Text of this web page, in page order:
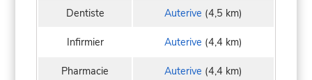
Dentiste Auterive (4,5 km)
Infirmier Auterive (4,4 km)
Pharmacie Auterive (4,4 km)